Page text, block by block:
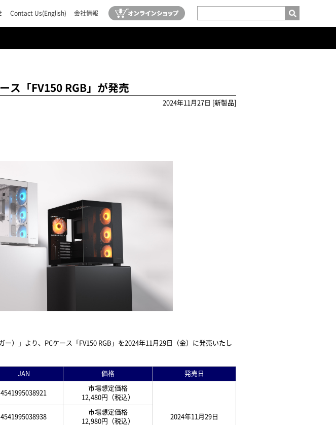
Contact Us(English) 会社情報
ス「FV150 RGB」が発売
2024年11月27日 [新製品]
）」より、PCケース「FV150 RGB」を2024年11月29日（金）に発売いたし
JAN 価格 発売日
4541995038921
市場想定価格
12,480円（税込）
2024年11月29日
4541995038938
市場想定価格
12,980円
（税込）